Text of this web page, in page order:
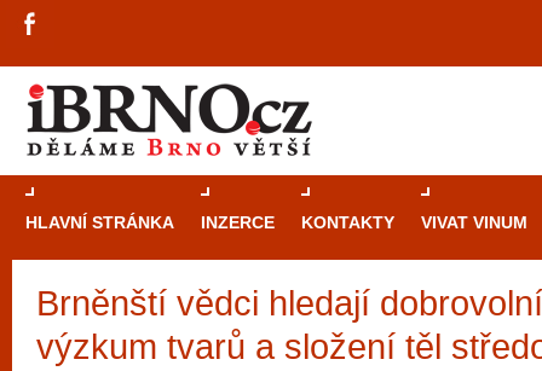
HLAVNÍ STRÁNKA INZERCE KONTAKTY VIVAT VINUM
Brněnští vědci hledají
výzkum tvarů a složení těl
Průvodce
Brně: Od